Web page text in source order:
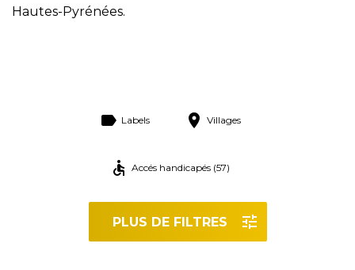
Hautes-Pyrénées.
Labels Villages
Accés handicapés (57)
PLUS DE FILTRES